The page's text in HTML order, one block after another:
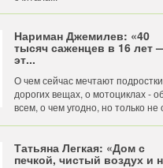
Нариман Джемилев: «40
тысяч саженцев в 16 лет
эт...
О чем сейчас мечтают
дорогих вещах, о мотоциклах -
всем, о чем угодно, но только не
Татьяна Легкая: «Дом с
печкой, чистый воздух и